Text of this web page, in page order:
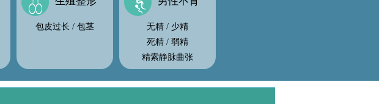
包皮过长 / 包茎 无精 / 少精
死精 / 弱精
精索静脉曲张